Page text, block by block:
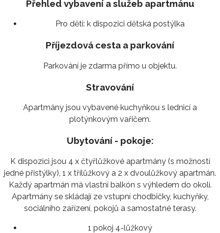
Přehled vybavení a služeb apartmánu
Pro děti: k dispozici dětská postýlka
Příjezdová cesta a parkování
Parkování je zdarma přímo u objektu.
Stravování
Apartmány jsou vybavené kuchyňkou s lednicí a
plotýnkovým vařičem.
Ubytování - pokoje:
K dispozici jsou 4 x čtyřlůžkové apartmány (s možností
jedné přistýlky), 1 x třílůžkový a 2 x dvoulůžkový apartmán.
Každý apartmán má vlastní balkón s výhledem do okolí.
Apartmány se skládají ze vstupní chodbičky, kuchyňky,
sociálního zařízení, pokojů a samostatné terasy.
1 pokoj 4-lůžkový